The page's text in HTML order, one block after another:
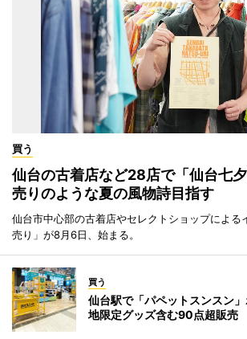
買う
仙台の古着店など28店で「仙台七
売りのような夏の風物詩目指す
仙台市中心部の古着店やセレクトショップによる
売り」が8月6日、始まる。
買う
仙台駅で「パペットスンスン
地限定グッズ含む90点超販売